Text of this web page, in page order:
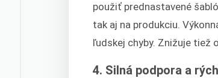
použiť prednastavené
tak aj na produkciu.
ľudskej chyby. Znižuje tiež
4. Silná podpora a